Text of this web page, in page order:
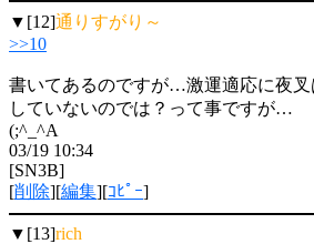
▼[12]通りすがり～
>>10
書いてあるのですが…激運適応に夜
していないのでは？って事ですが…
(;^_^A
03/19 10:34
[SN3B]
[削除][編集][ｺﾋﾟｰ]
▼[13]rich